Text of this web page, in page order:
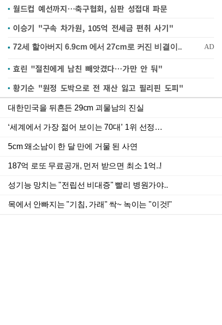
월드컵 예선까지…축구협회, 심판 성접대 파문
이승기 "구속 차가원, 105억 전세금 편취 사기"
효린 "절친에게 남친 빼앗겼다…가만 안 둬"
황기순 "원정 도박으로 전 재산 잃고 필리핀 도피"